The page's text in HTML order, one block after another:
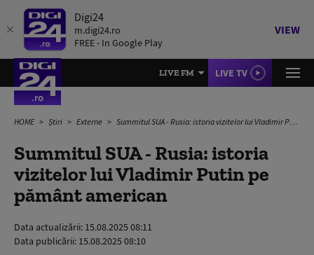
Digi24
m.digi24.ro
FREE - In Google Play
VIEW
LIVE FM LIVE TV
HOME Știri Externe Summitul SUA - Rusia: istoria vizitelor lui Vladimir Putin pe pământ american
Summitul SUA - Rusia: istoria
vizitelor lui Vladimir Putin pe
pământ american
Data actualizării: 15.08.2025 08:11
Data publicării: 15.08.2025 08:10